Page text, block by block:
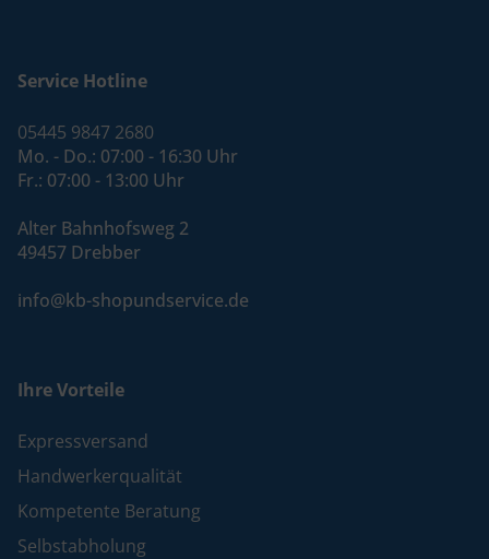
Service Hotline
05445 9847 2680
Mo. - Do.: 07:00 - 16:30 Uhr
Fr.: 07:00 - 13:00 Uhr
Alter Bahnhofsweg 2
49457 Drebber
info@kb-shopundservice.de
Ihre Vorteile
Expressversand
Handwerkerqualität
Kompetente Beratung
Selbstabholung